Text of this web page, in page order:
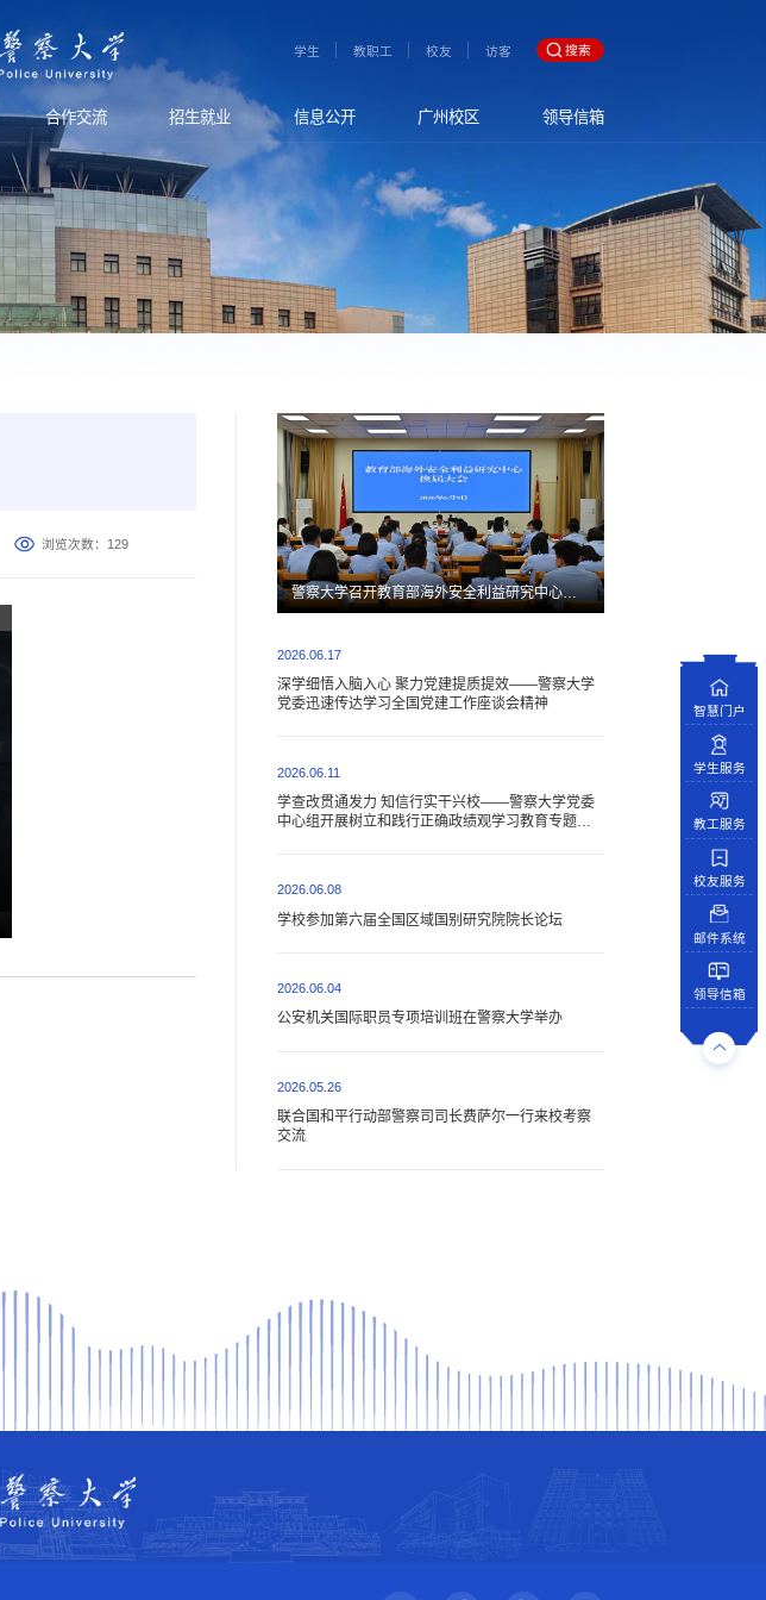
学生 教职工 校友 访客 搜索
合作交流 招生就业 信息公开 广州校区 领导信箱
浏览次数： 129
警察大学召开教育部海外安全利益研究中心换届大会
2026.06.17
深学细悟入脑入心 聚力党建提质提效——警察大学
党委迅速传达学习全国党建工作座谈会精神
2026.06.11
学查改贯通发力 知信行实干兴校——警察大学党委
中心组开展树立和践行正确政绩观学习教育专题研
2026.06.08
学校参加第六届全国区域国别研究院院长论坛
2026.06.04
公安机关国际职员专项培训班在警察大学举办
2026.05.26
联合国和平行动部警察司司长费萨尔一行来校考察
交流
智慧门户
学生服务
教工服务
校友服务
邮件系统
领导信箱